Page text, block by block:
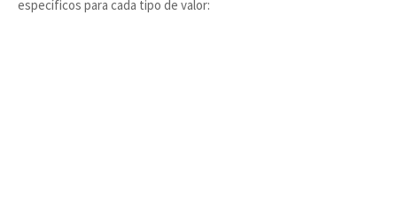
específicos para cada tipo de valor: